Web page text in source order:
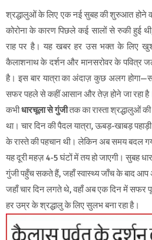
श्रद्धालुओं के लिए एक नई सुबह की शुरुआत होने
कोरोना के कारण पिछले कई सालों से रुकी हुई
राह पर है। यह खबर हर उस भक्त के लिए
कैलाशनाथ के दर्शन और मानसरोवर के पवित्र
है। इस बार यात्रा का अंदाज़ कुछ अलग
सफर पहले से कहीं आसान और तेज़ होने जा रहा
कभीधारचूला से गुंजीतक का रास्ता श्रद्धालुओं
था। चार दिन की पैदल यात्रा, ऊबड़-खाबड़
के रास्ते की पहचान थी। लेकिन अब समय बदल
यह दूरी महज़ 4-5 घंटों में तय हो जाएगी। सुबह
गुंजी पहुँच सकते हैं, जहाँ स्वास्थ्य जाँच के बाद
जहाँ चार दिन लगते थे, वहाँ अब एक दिन में सफर
हर उम्र के श्रद्धालु के लिए सुलभ बना रहा है।